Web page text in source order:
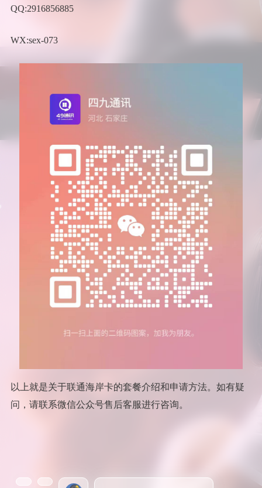
QQ:2916856885
WX:sex-073
以上就是关于联通海岸卡的套餐介绍和申请方法。如有疑
问，请联系微信公众号售后客服进行咨询。